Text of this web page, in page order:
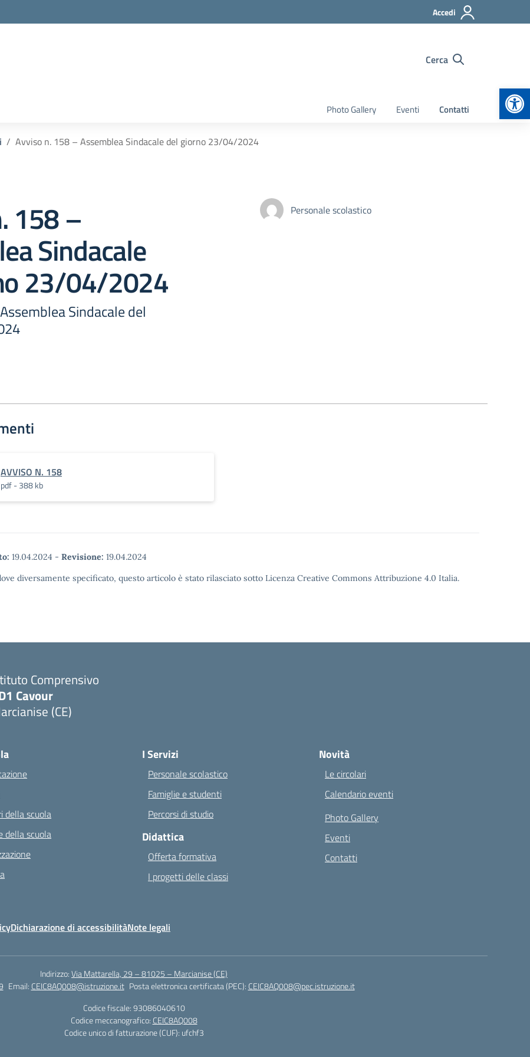
Accedi
Cerca
Photo Gallery Eventi Contatti
Avviso n. 158 – Assemblea Sindacale del giorno 23/04/2024
158 –
Sindacale
23/04/2024
Sindacale del
Personale scolastico
AVVISO N. 158
pdf - 388 kb
19.04.2024 - Revisione: 19.04.2024
diversamente specificato, questo articolo è stato rilasciato sotto Licenza Creative Commons Attribuzione 4.0 Italia.
Comprensivo
Cavour
(CE)
della scuola
della scuola
I Servizi
Personale scolastico
Famiglie e studenti
Percorsi di studio
Didattica
Offerta formativa
I progetti delle classi
Novità
Le circolari
Calendario eventi
Photo Gallery
Eventi
Contatti
Dichiarazione di accessibilitàNote legali
Indirizzo:Via Mattarella, 29 – 81025 – Marcianise (CE)
Email: CEIC8AQ008@istruzione.it Posta elettronica certificata (PEC): CEIC8AQ008@pec.istruzione.it
Codice fiscale: 93086040610
Codice meccanografico: CEIC8AQ008
Codice unico di fatturazione (CUF): ufchf3